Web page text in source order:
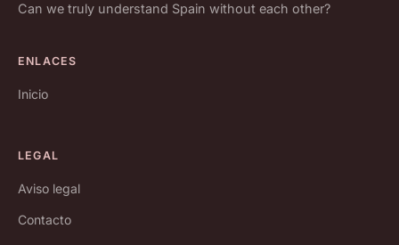
Can we truly understand Spain without each other?
ENLACES
Inicio
LEGAL
Aviso legal
Contacto